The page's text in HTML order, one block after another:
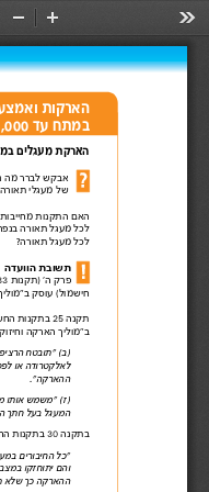
Zoom
Out
In
הארקת מעגלים במיתקני תאורת חוץ
אבקש לברר מה נדרש בהתאם לתקנות החשמל לגבי ביצוע ההארקה
של מעגלי תאורה המותקנים בתעלה וניזונים ממרכזיית תאורה?
האם התקנות מחייבות התקנת מוליך הארקה )מוליך חשוף הטמון בקרקע(
לכל מעגל תאורה בנפרד, או שמותר להתקין מוליך הארקה וממנו להתפצל
לכל מעגל תאורה?
תשובת הוועדה
פרק ה' )תקנות 22-33( בתקנות החשמל )הארקות ואמצעי הגנה בפני
חישמול( עוסק ב"מוליך הארקה, מבנהו והתקנתו".
תקנה 25 בתקנות החשמל )הארקות ואמצעי הגנה בפני חישמול( עוסקת
ב"מוליך הארקה וחיזוקו". בתקנות משנה )ב( ו-)ז( נקבע:
)ב( "תובטח הרציפות החשמלית, בין נקודת החיבור של מוליך הארקה
לאלקטרודה או לפס השוואת פוטנציאליים ובין נקודה כלשהי של מערכת
ההארקה".
)ז( "משמש אותו מוליך הארקה למספר מעגלים, יהיה חתכו כנדרש לגבי
המעגל בעל חתך המופע הגדול ביותר".
בתקנה 30 בתקנות החשמל )הארקות ואמצעי הגנה בפני חישמול( נקבע:
"כל החיבורים במערכת ההארקה יבטיחו מגע חשמלי בטוח ובר-קיימא,
והם יתוחזקו במצב תקין לשם הבטחת הרציפות החשמלית של מערכת
ההארקה כך שלא תופסק, אלא לצורכי בדיקה בלבד".
הארקות ואמצעי הגנה בפני חישמול
במתח עד 1,000 וולט